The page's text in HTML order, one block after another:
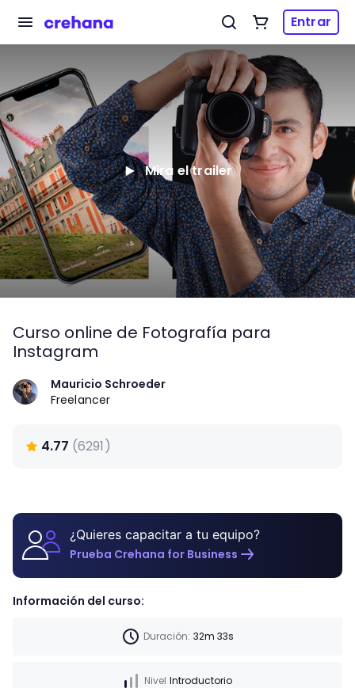
Entrar
Mira el trailer
Curso online de Fotografía para
Instagram
Mauricio Schroeder
Freelancer
4.77 (6291 )
¿Quieres capacitar a tu equipo?
Prueba Crehana for Business
Información del curso:
Duración: 32m 33s
Nivel Introductorio